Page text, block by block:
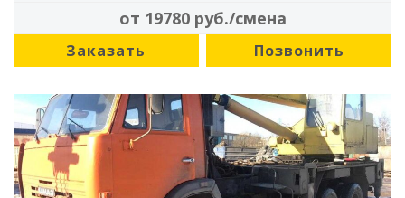
от 19780 руб./смена
Заказать Позвонить